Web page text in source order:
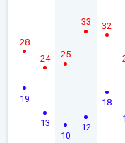
19
28
13
24
10
25
12
33
18
32